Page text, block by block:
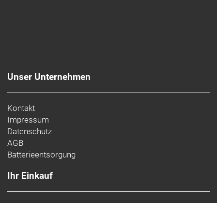
Unser Unternehmen
Kontakt
Impressum
Datenschutz
AGB
Batterieentsorgung
Ihr Einkauf